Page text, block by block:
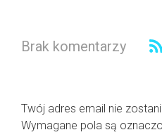
Brak komentarzy
Twój adres email nie
Wymagane pola są